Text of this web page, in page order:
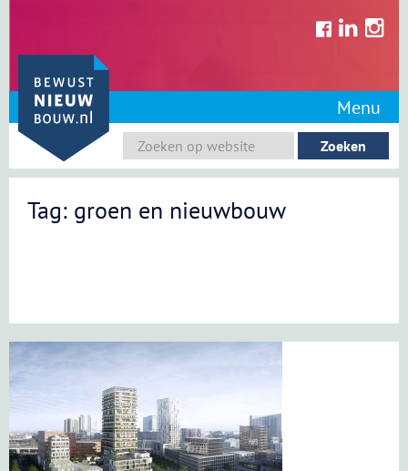
content
Menu
Tag: groen en nieuwbouw